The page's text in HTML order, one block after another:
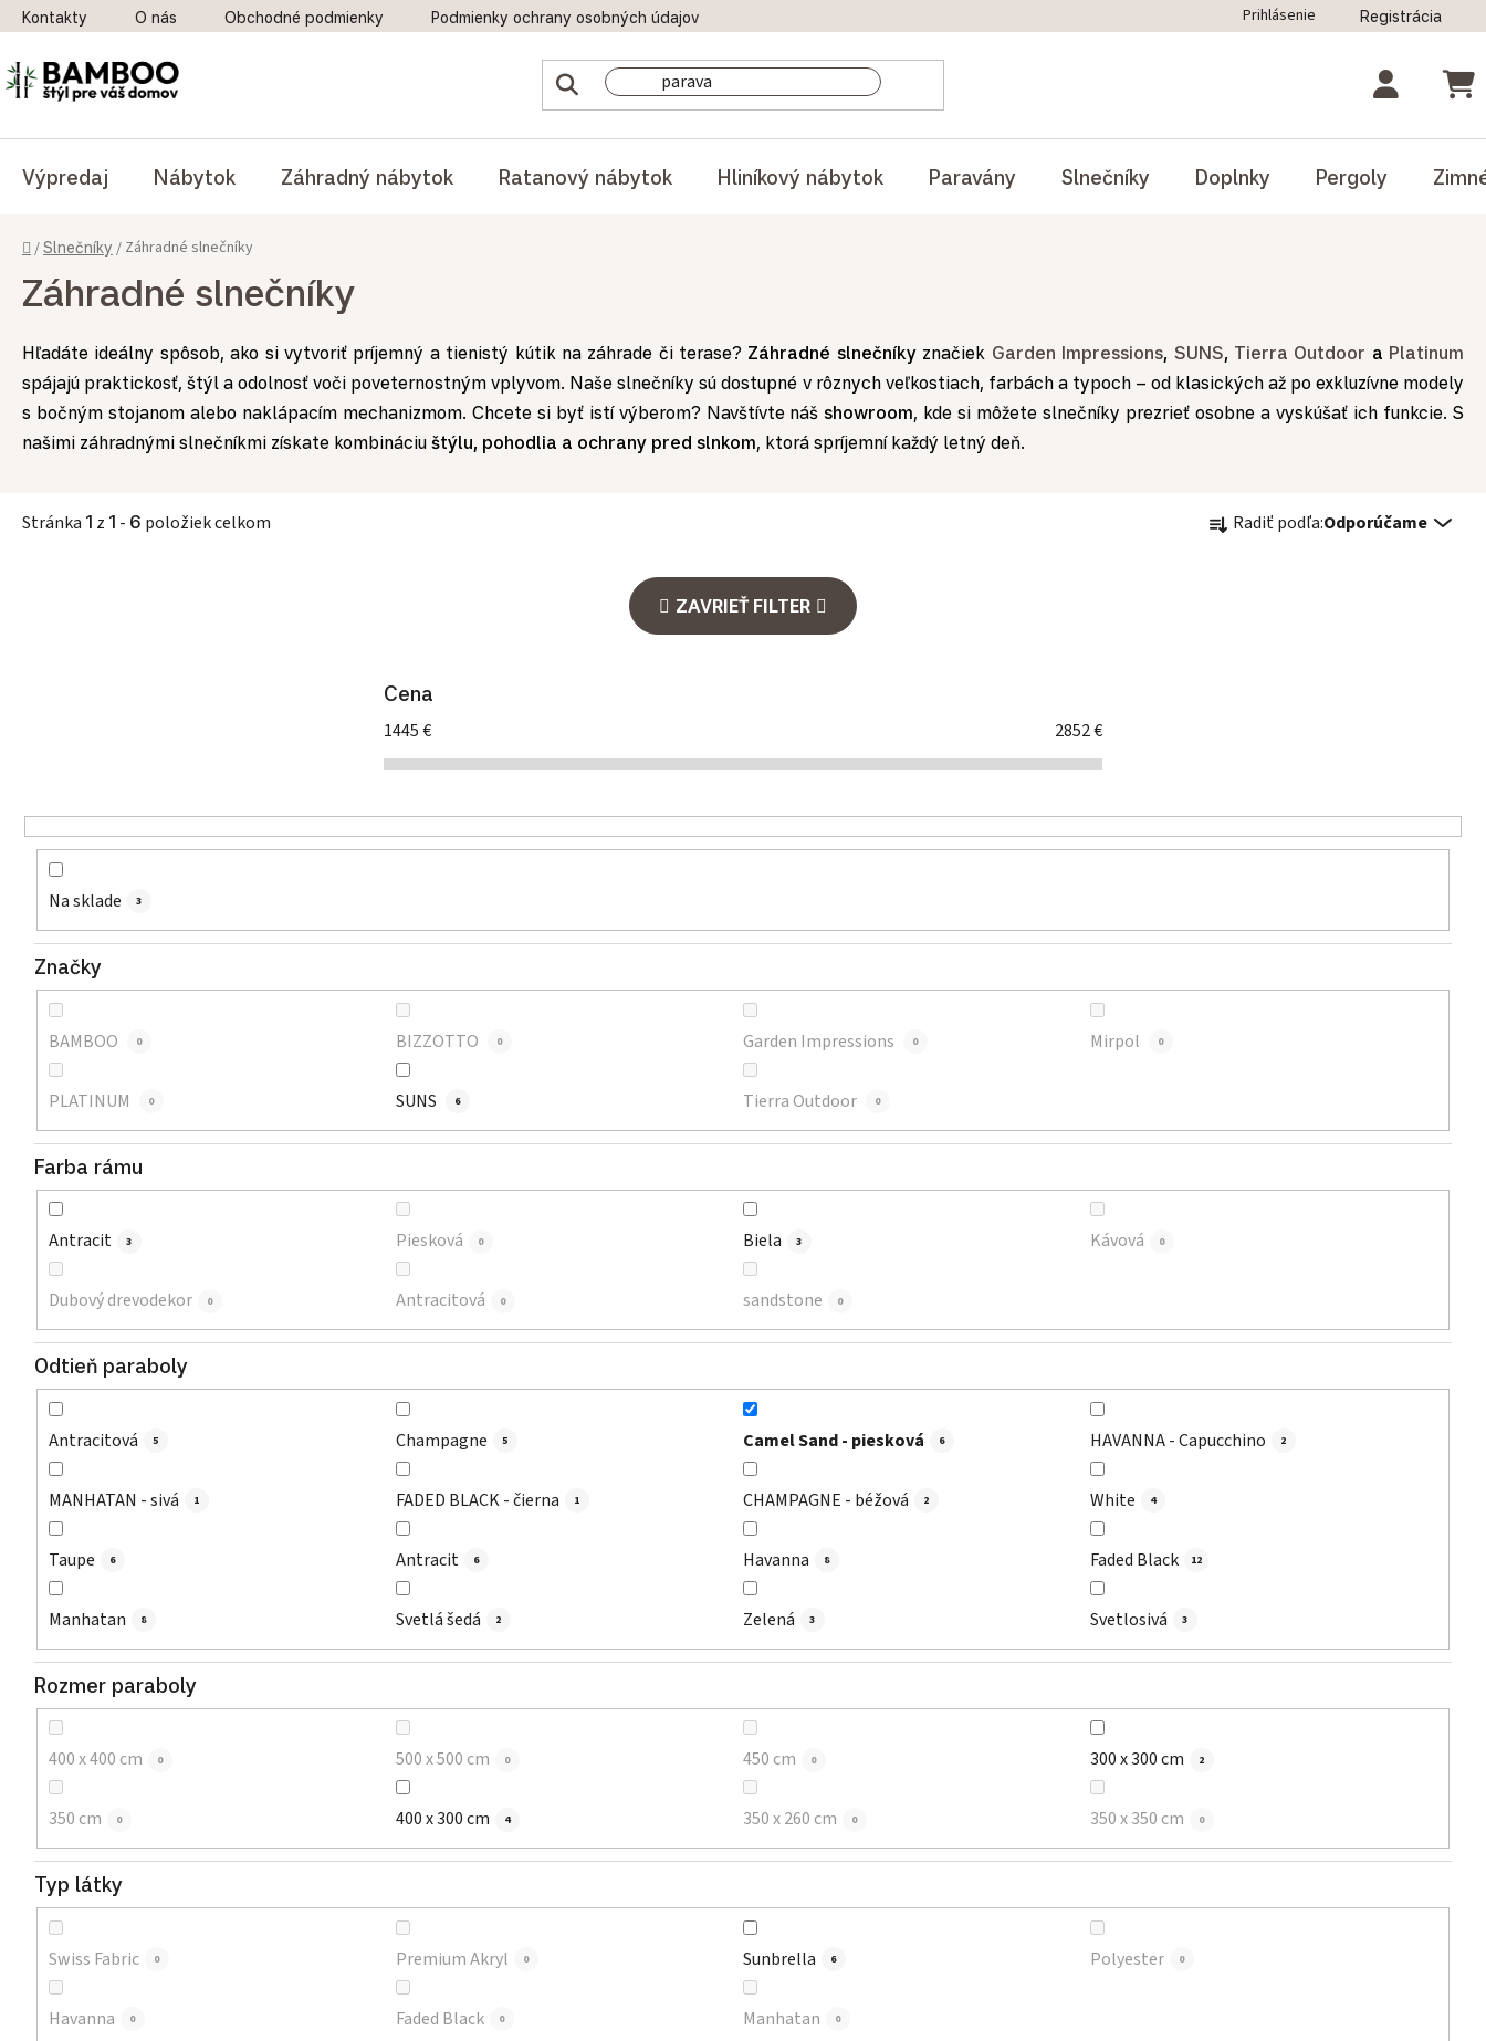
Prejsť na obsah
Kontakty O nás Obchodné podmienky Podmienky ochrany osobných údajov Odstúpenie od zmluvy
Prihlásenie Registrácia
Výpredaj Nábytok Záhradný nábytok Ratanový nábytok Hliníkový nábytok Paravány Slnečníky Doplnky Pergoly
Domov
/Slnečníky / Záhradné slnečníky
Záhradné slnečníky
Hľadáte ideálny spôsob, ako si vytvoriť príjemný a tienistý kútik na záhrade či terase? Záhradné slnečníkyznačiek Garden Impressions, SUNS, Tierra Outdoor a Platinum
spájajú praktickosť, štýl a odolnosť voči poveternostným vplyvom. Naše slnečníky sú dostupné v rôznych veľkostiach, farbách a typoch – od klasických až po exkluzívne modely
s bočným stojanom alebo naklápacím mechanizmom. Chcete si byť istí výberom? Navštívte nášshowroom, kde si môžete slnečníky prezrieť osobne a vyskúšať ich funkcie. S
našimi záhradnými slnečníkmi získate kombináciu štýlu, pohodlia a ochrany pred slnkom, ktorá spríjemní každý letný deň.
Stránka 1 z 1 - 6 položiek celkom Radiť podľa:Odporúčame
ZAVRIEŤ FILTER
Cena
1445€ 2852€
Na sklade 3
Značky
BAMBOO 0 BIZZOTTO 0 Garden Impressions 0 Mirpol 0
PLATINUM 0 SUNS 6 Tierra Outdoor 0
Farba rámu
Antracit 3 Piesková 0 Biela 3 Kávová 0
Dubový drevodekor 0 Antracitová 0 sandstone 0
Odtieň paraboly
Antracitová 5 Champagne 5 Camel Sand - piesková 6 HAVANNA - Capucchino 2
MANHATAN - sivá 1 FADED BLACK - čierna 1 CHAMPAGNE - béžová 2 White 4
Taupe 6 Antracit 6 Havanna 8 Faded Black 12
Manhatan 8 Svetlá šedá 2 Zelená 3 Svetlosivá 3
Rozmer paraboly
400 x 400 cm 0 500 x 500 cm 0 450 cm 0 300 x 300 cm 2
350 cm 0 400 x 300 cm 4 350 x 260 cm 0 350 x 350 cm 0
Typ látky
Swiss Fabric 0 Premium Akryl 0 Sunbrella 6 Polyester 0
Havanna 0 Faded Black 0 Manhatan 0